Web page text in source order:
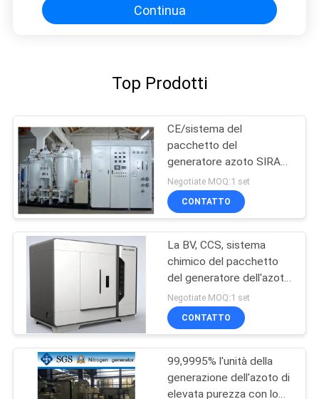
Continua
Top Prodotti
CE/sistema del
pacchetto del
generatore azoto SIRA
Oil Gas/di iso PSA
Negotiate MOQ:1 set
CONTATTO
La BV, CCS, sistema
chimico del pacchetto
del generatore dell'azoto
del CE
Negotiate MOQ:1 set
CONTATTO
99,9995% l'unità della
generazione dell'azoto di
elevata purezza con lo